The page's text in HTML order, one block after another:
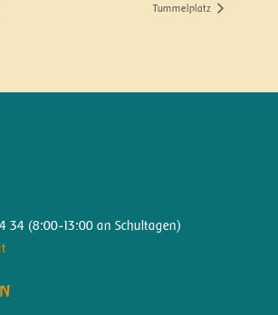
Tummelplatz
34 (8:00-13:00 an Schultagen)